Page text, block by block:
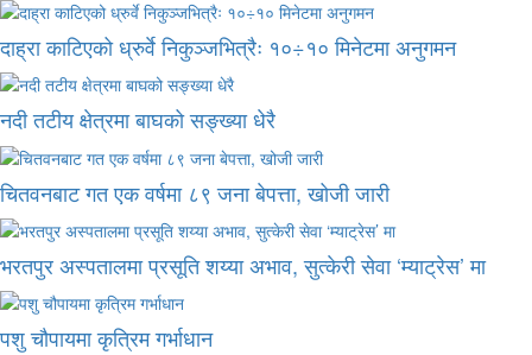
दाह्रा काटिएको ध्रुर्वे निकुञ्जभित्रैः १०÷१० मिनेटमा अनुगमन
नदी तटीय क्षेत्रमा बाघको सङ्ख्या धेरै
चितवनबाट गत एक वर्षमा ८९ जना बेपत्ता, खोजी जारी
भरतपुर अस्पतालमा प्रसूति शय्या अभाव, सुत्केरी सेवा ‘म्याट्रेस’ मा
पशु चौपायमा कृत्रिम गर्भाधान